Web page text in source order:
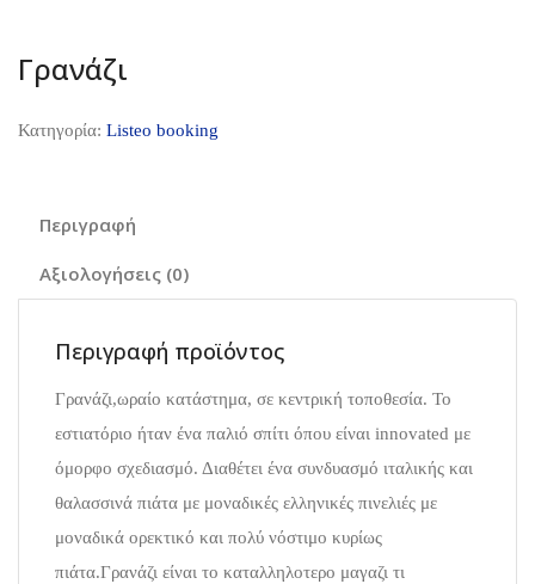
Γρανάζι
Κατηγορία: Listeo booking
Περιγραφή
Αξιολογήσεις (0)
Περιγραφή προϊόντος
Γρανάζι,ωραίο κατάστημα, σε κεντρική τοποθεσία. Το
εστιατόριο ήταν ένα παλιό σπίτι όπου είναι innovated με
όμορφο σχεδιασμό. Διαθέτει ένα συνδυασμό ιταλικής και
θαλασσινά πιάτα με μοναδικές ελληνικές πινελιές με
μοναδικά ορεκτικό και πολύ νόστιμο κυρίως
πιάτα.Γρανάζι είναι το καταλληλοτερο μαγαζι τι